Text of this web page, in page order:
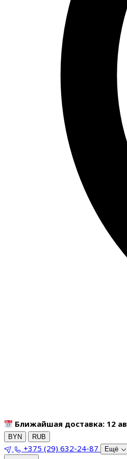
Ближайшая доставка: 12
BYN RUB
+375 (29) 632-24-87 Ещё